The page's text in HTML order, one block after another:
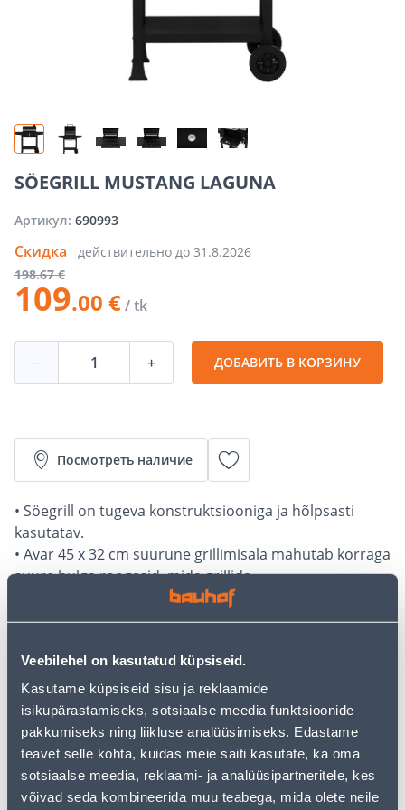
Veebilehel on kasutatud küpsiseid.
Kasutame küpsiseid sisu ja reklaamide
isikupärastamiseks, sotsiaalse meedia funktsioonide
pakkumiseks ning liikluse analüüsimiseks. Edastame
teavet selle kohta, kuidas meie saiti kasutate, ka oma
sotsiaalse meedia, reklaami- ja analüüsipartneritele, kes
võivad seda kombineerida muu teabega, mida olete neile
SÖEGRILL MUSTANG LAGUNA
Артикул: 690993
Скидка действительно до 31.8.2026
198.67 €
109.00 €/ tk
− + ДОБАВИТЬ В КОРЗИНУ
Посмотреть наличие
• Söegrill on tugeva konstruktsiooniga ja hõlpsasti
kasutatav.
• Avar 45 x 32 cm suurune grillimisala mahutab korraga
suure hulga roogasid, mida grillida.
• Suurus kokkupanduna on 105 x 53 x 105 cm.
Калькулятор рассрочки
Депозит